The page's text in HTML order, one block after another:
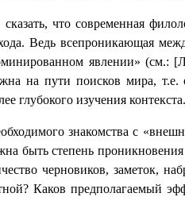
что современная
Ведь всепроникающая
явлении»
на пути поисков мира,
глубокого изучения контекста.
знакомства с
быть степень
черновиков, заметок,
Каков предполагаемый